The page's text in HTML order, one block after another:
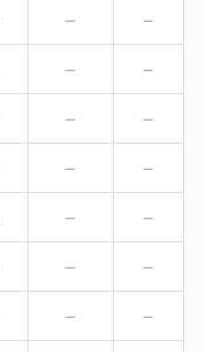
－ －
－ －
－ －
－ －
－ －
－ －
－ －